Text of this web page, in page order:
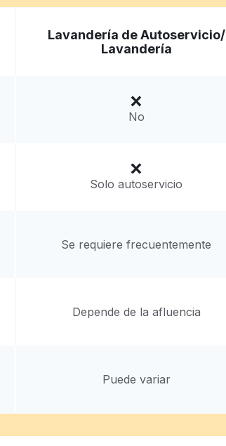
Lavandería de Autoservicio/
Lavandería
No
Solo autoservicio
Se requiere frecuentemente
Depende de la afluencia
Puede variar